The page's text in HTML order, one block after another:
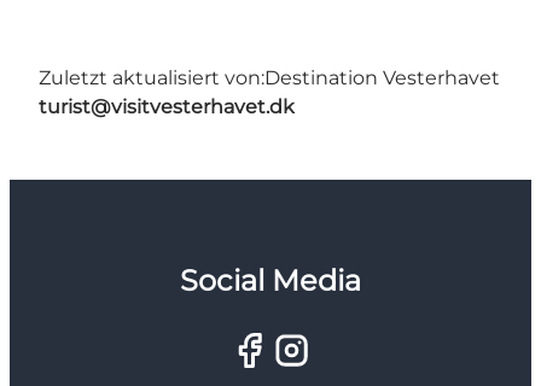
Zuletzt aktualisiert von:Destination Vesterhavet
turist@visitvesterhavet.dk
Social Media